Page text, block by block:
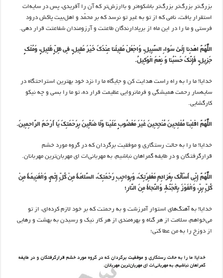
بزرگ‌تر بزرگ‌تر بزرگ‌تر باشکوه‌تر و باارزش‌تر که آن را آفریدی، پس در سایه‌ات
استقرار یافت، نامی که از تو به غیر تو نرسد که بر محمّد و اهل‌بیت پاکش درود
فرستی و ما را در این ماه از برپادارندگان طاعتت و آرزومندان شفاعتت قرار دهی.
اللّٰهُمَّ اهْدِنا إِلَیٰ سَواءِ السَّبِیلِ، وَاجْعَلْ مَقِیلَنا عِنْدَکَ خَیْرَ مَقِیلٍ، فِی ظِلٍّ ظَلِیلٍ، وَمُلْکٍ
جَزِیلٍ، فَإِنَّکَ حَسْبُنا وَ نِعْمَ الْوَکِیلُ.
خدایا! ما را به راه راست هدایت کن و جایگاه ما را نزد خود بهترین استراحتگاه در
سایه‌سار رحمت همیشگی و فرمانروایی عظیمت قرار ده، تو ما را بسی و چه نیکو
کارگشایی.
اللّٰهُمَّ اقْلِبْنا مُفْلِحِینَ مُنْجِحِینَ غَیْرَ مَغْضُوبٍ عَلَیْنا وَلَا ضَالِّینَ بِرَحْمَتِکَ یَا أَرْحَمَ الرَّاحِمِینَ.
خدایا! ما را به حالت رستگاری و موفقیت برگردان که در گروه مورد خشم
قرارگرفتگان و در طایفه گمراهان نباشیم، به مهربانی‌ات ای مهربان‌ترین مهربانان.
اللّٰهُمَّ إِنِّی أَسْأَلُک بِعَزائِمِ مَغْفِرَتِکَ، وَبِواجِبِ رَحْمَتِکَ، السَّلامَةَ مِنْ کُلِّ إِثْمٍ، وَالْغَنِیمَةَ مِنْ
کُلِّ بِرٍّ، وَالْفَوْزَ بِالْجَنَّةِ، وَالنَّجاةَ مِنَ النَّارِ؛
خدایا! به آهنگ‌های استوار آمرزشت و به رحمتت که بر خود لازم کرده‌ای، از تو
می‌خواهم، سلامت از هر گناه و بهره‌مندی از هر کار نیک و رسیدن به بهشت و رهایی
از دوزخ را به من عطا کنی؛